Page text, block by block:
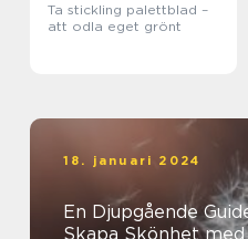
Ta stickling palettblad –
att odla eget grönt
18. januari 2024
En Djupgående
Skapa Skönhet